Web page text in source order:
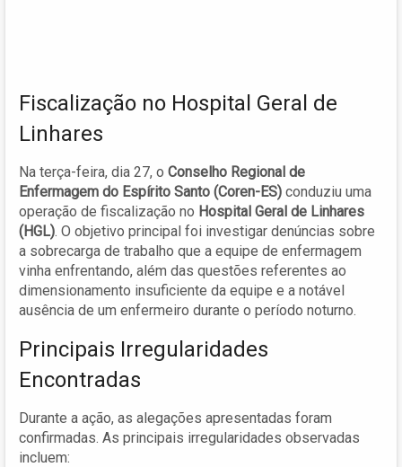
Fiscalização no Hospital Geral de
Linhares
Na terça-feira, dia 27, o Conselho Regional de
Enfermagem do Espírito Santo (Coren-ES) conduziu uma
operação de fiscalização no Hospital Geral de Linhares
(HGL). O objetivo principal foi investigar denúncias sobre
a sobrecarga de trabalho que a equipe de enfermagem
vinha enfrentando, além das questões referentes ao
dimensionamento insuficiente da equipe e a notável
ausência de um enfermeiro durante o período noturno.
Principais Irregularidades
Encontradas
Durante a ação, as alegações apresentadas foram
confirmadas. As principais irregularidades observadas
incluem: